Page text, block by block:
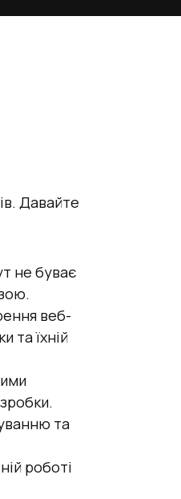
Давайте
не буває
веб-
та їхній
та
роботі